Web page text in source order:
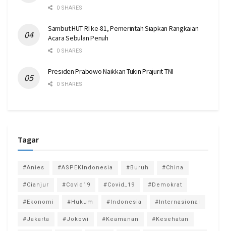
0 SHARES
Sambut HUT RI ke-81, Pemerintah Siapkan Rangkaian
Acara Sebulan Penuh
0 SHARES
Presiden Prabowo Naikkan Tukin Prajurit TNI
0 SHARES
Tagar
#Anies #ASPEKIndonesia #Buruh #China
#Cianjur #Covid19 #Covid_19 #Demokrat
#Ekonomi #Hukum #Indonesia #Internasional
#Jakarta #Jokowi #Keamanan #Kesehatan